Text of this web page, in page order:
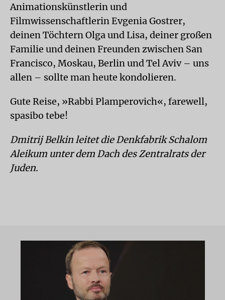
Animationskünstlerin und
Filmwissenschaftlerin Evgenia Gostrer,
deinen Töchtern Olga und Lisa, deiner großen
Familie und deinen Freunden zwischen San
Francisco, Moskau, Berlin und Tel Aviv – uns
allen – sollte man heute kondolieren.
Gute Reise, »Rabbi Plamperovich«, farewell,
spasibo tebe!
Dmitrij Belkin leitet die Denkfabrik Schalom
Aleikum unter dem Dach des Zentralrats der
Juden.